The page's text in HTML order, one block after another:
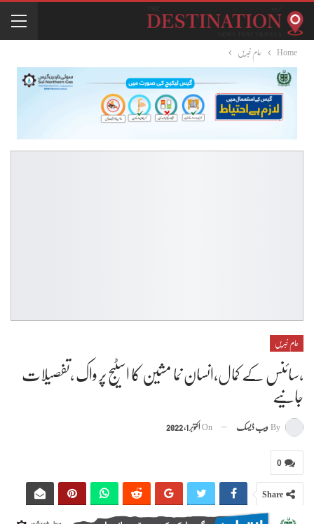
Home عام خبریں
عام خبریں
،سائنس کے کمال،انسان نما مشین کا اسٹیج پر واک ،تفصیلات
جانیے
By ویب ڈیسک On اکتوبر 1, 2022
0
Share